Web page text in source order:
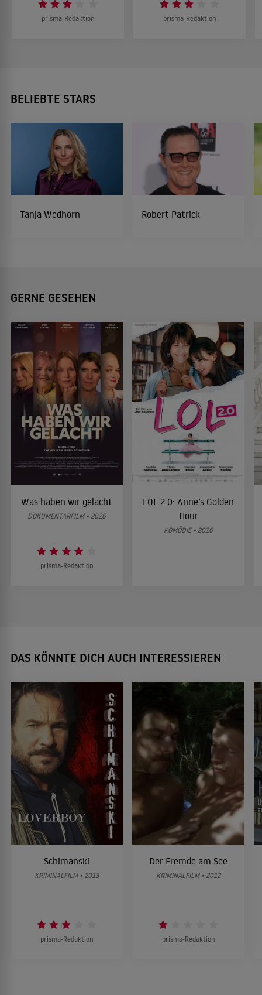
prisma-Redaktion prisma-Redaktion
BELIEBTE STARS
Tanja Wedhorn Robert Patrick
GERNE GESEHEN
Was haben wir gelacht
DOKUMENTARFILM • 2026
prisma-Redaktion
LOL 2.0: Anne’s Golden
Hour
KOMÖDIE • 2026
DAS KÖNNTE DICH AUCH INTERESSIEREN
Schimanski
KRIMINALFILM • 2013
prisma-Redaktion
Der Fremde am See
KRIMINALFILM • 2012
prisma-Redaktion